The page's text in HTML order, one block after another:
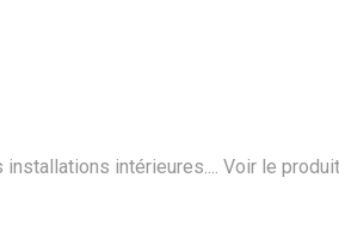
intérieures.... Voir le produit